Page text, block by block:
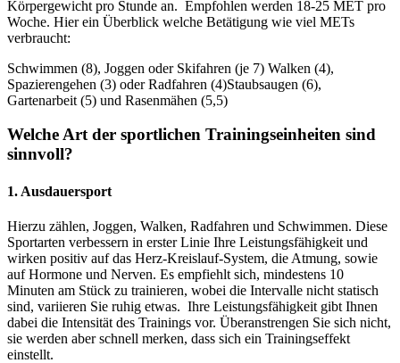
Körpergewicht pro Stunde an. Empfohlen werden 18-25 MET pro
Woche. Hier ein Überblick welche Betätigung wie viel METs
verbraucht:
Schwimmen (8), Joggen oder Skifahren (je 7) Walken (4),
Spazierengehen (3) oder Radfahren (4)Staubsaugen (6),
Gartenarbeit (5) und Rasenmähen (5,5)
Welche Art der sportlichen Trainingseinheiten sind
sinnvoll?
1. Ausdauersport
Hierzu zählen, Joggen, Walken, Radfahren und Schwimmen. Diese
Sportarten verbessern in erster Linie Ihre Leistungsfähigkeit und
wirken positiv auf das Herz-Kreislauf-System, die Atmung, sowie
auf Hormone und Nerven. Es empfiehlt sich, mindestens 10
Minuten am Stück zu trainieren, wobei die Intervalle nicht statisch
sind, variieren Sie ruhig etwas. Ihre Leistungsfähigkeit gibt Ihnen
dabei die Intensität des Trainings vor. Überanstrengen Sie sich nicht,
sie werden aber schnell merken, dass sich ein Trainingseffekt
einstellt.